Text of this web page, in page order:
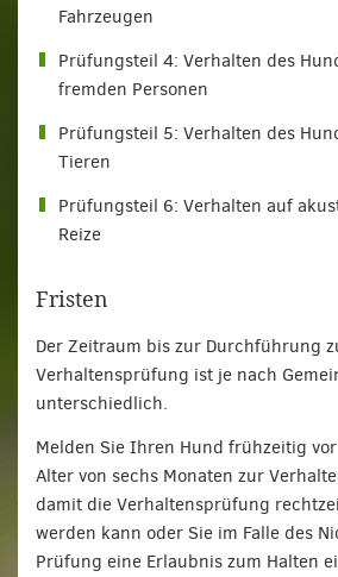
Fahrzeugen
Prüfungsteil 4: Verhalten des
fremden Personen
Prüfungsteil 5: Verhalten des
Tieren
Prüfungsteil 6: Verhalten auf
Reize
Fristen
Der Zeitraum bis zur Durchführung
Verhaltensprüfung ist je nach
unterschiedlich.
Melden Sie Ihren Hund frühzeitig
Alter von sechs Monaten zur
damit die Verhaltensprüfung
werden kann oder Sie im Falle des
Prüfung eine Erlaubnis zum Halten